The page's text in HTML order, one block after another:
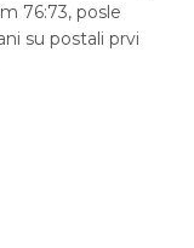
76:73, posle
su postali prvi